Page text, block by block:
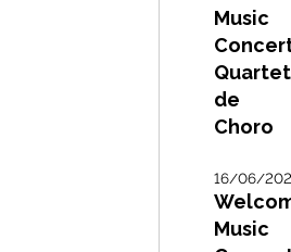
Music
de
Choro
16/06/
Music